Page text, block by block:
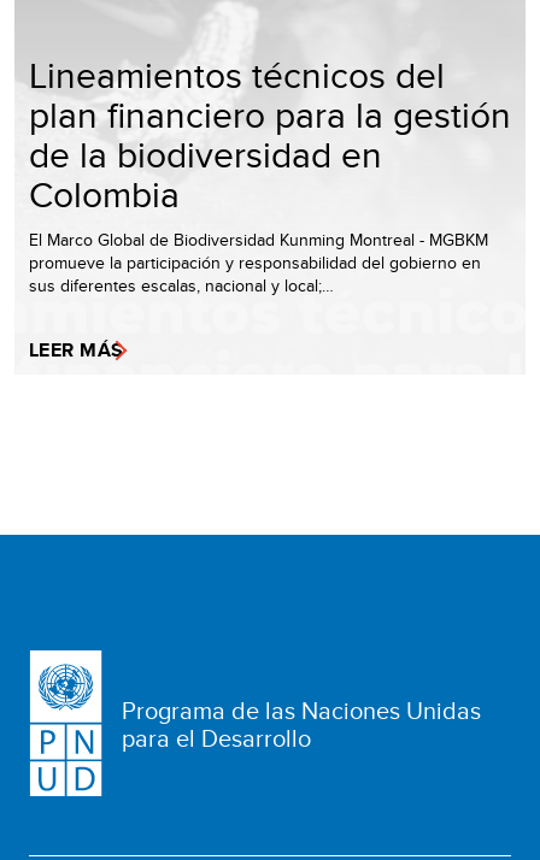
Lineamientos técnicos del
plan financiero para la gestión
de la biodiversidad en
Colombia
El Marco Global de Biodiversidad Kunming Montreal - MGBKM
promueve la participación y responsabilidad del gobierno en
sus diferentes escalas, nacional y local;…
LEER MÁS
Programa de las Naciones Unidas
para el Desarrollo